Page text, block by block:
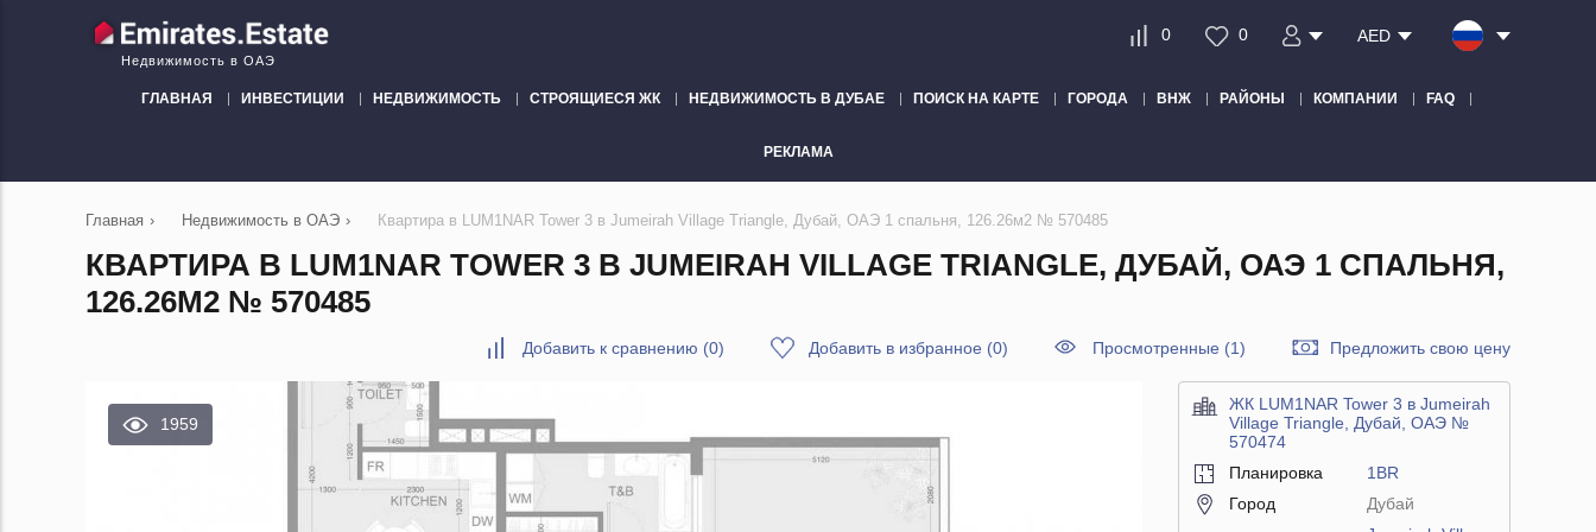
Недвижимость в ОАЭ
0 0 AED
ГЛАВНАЯ ИНВЕСТИЦИИ НЕДВИЖИМОСТЬ СТРОЯЩИЕСЯ ЖК НЕДВИЖИМОСТЬ В ДУБАЕ ПОИСК НА КАРТЕ ГОРОДА ВНЖ РАЙОНЫ КОМПАНИИ FAQ
РЕКЛАМА
Главная › Недвижимость в ОАЭ › Квартира в LUM1NAR Tower 3 в Jumeirah Village Triangle, Дубай, ОАЭ 1 спальня, 126.26м2 № 570485
КВАРТИРА В LUM1NAR TOWER 3 В JUMEIRAH VILLAGE TRIANGLE, ДУБАЙ, ОАЭ 1 СПАЛЬНЯ,
126.26М2 № 570485
Добавить к сравнению (0) Добавить в избранное (0) Просмотренные (1) Предложить свою цену
1959
ЖК LUM1NAR Tower 3 в Jumeirah
Village Triangle, Дубай, ОАЭ №
570474
Планировка
1BR
Город
Дубай